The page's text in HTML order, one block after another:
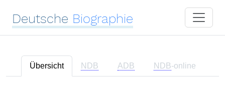
Deutsche Biographie
Übersicht NDB ADB NDB-online